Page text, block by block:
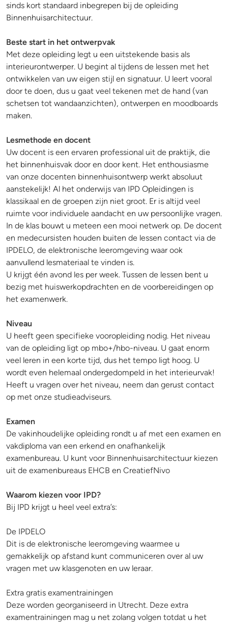
sinds kort standaard inbegrepen bij de opleiding
Binnenhuisarchitectuur.
Beste start in het ontwerpvak
Met deze opleiding legt u een uitstekende basis als
interieurontwerper. U begint al tijdens de lessen met het
ontwikkelen van uw eigen stijl en signatuur. U leert vooral
door te doen, dus u gaat veel tekenen met de hand (van
schetsen tot wandaanzichten), ontwerpen en moodboards
maken.
Lesmethode en docent
Uw docent is een ervaren professional uit de praktijk, die
het binnenhuisvak door en door kent. Het enthousiasme
van onze docenten binnenhuisontwerp werkt absoluut
aanstekelijk! Al het onderwijs van IPD Opleidingen is
klassikaal en de groepen zijn niet groot. Er is altijd veel
ruimte voor individuele aandacht en uw persoonlijke vragen.
In de klas bouwt u meteen een mooi netwerk op. De docent
en medecursisten houden buiten de lessen contact via de
IPDELO, de elektronische leeromgeving waar ook
aanvullend lesmateriaal te vinden is.
U krijgt één avond les per week. Tussen de lessen bent u
bezig met huiswerkopdrachten en de voorbereidingen op
het examenwerk.
Niveau
U heeft geen specifieke vooropleiding nodig. Het niveau
van de opleiding ligt op mbo+/hbo-niveau. U gaat enorm
veel leren in een korte tijd, dus het tempo ligt hoog. U
wordt even helemaal ondergedompeld in het interieurvak!
Heeft u vragen over het niveau, neem dan gerust contact
op met onze studieadviseurs.
Examen
De vakinhoudelijke opleiding rondt u af met een examen en
vakdiploma van een erkend en onafhankelijk
examenbureau. U kunt voor Binnenhuisarchitectuur kiezen
uit de examenbureaus EHCB en CreatiefNivo
Waarom kiezen voor IPD?
Bij IPD krijgt u heel veel extra’s:
De IPDELO
Dit is de elektronische leeromgeving waarmee u
gemakkelijk op afstand kunt communiceren over al uw
vragen met uw klasgenoten en uw leraar.
Extra gratis examentrainingen
Deze worden georganiseerd in Utrecht. Deze extra
examentrainingen mag u net zolang volgen totdat u het